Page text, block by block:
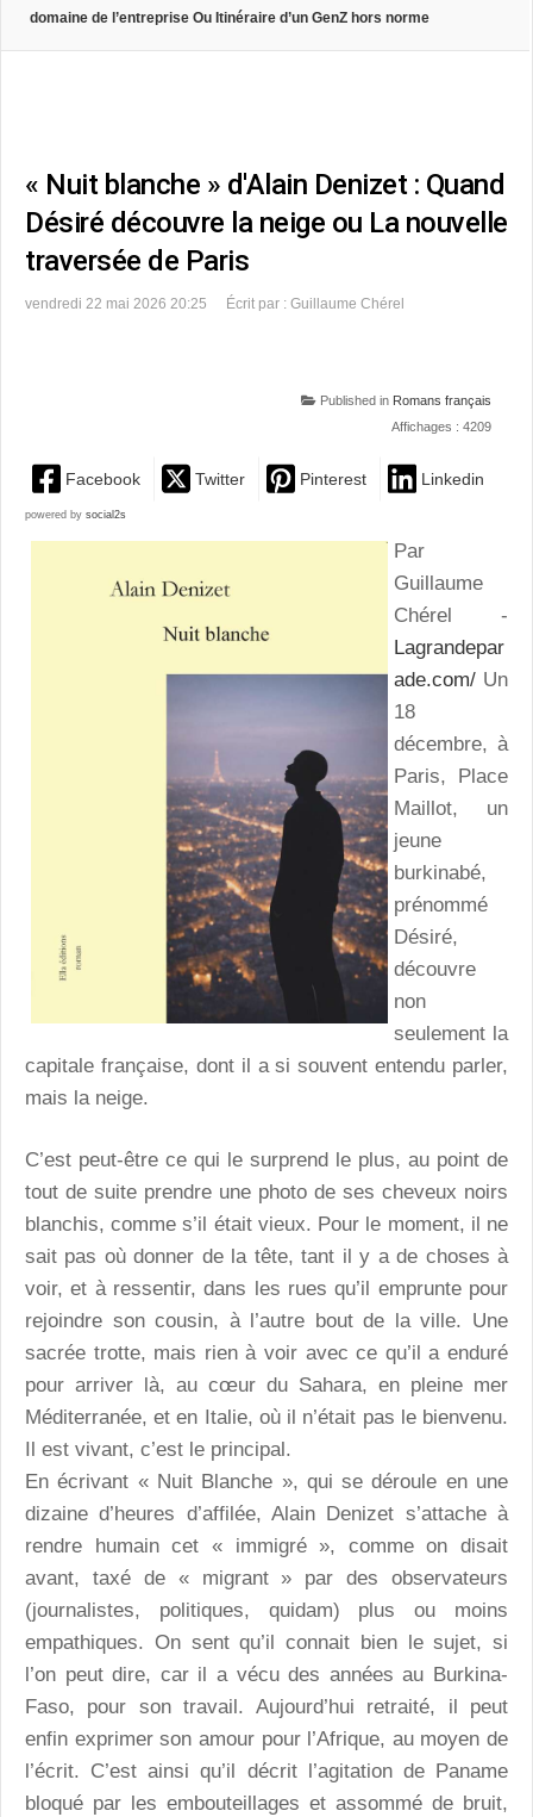
domaine de l’entreprise Ou Itinéraire d’un GenZ hors norme
« Nuit blanche » d'Alain Denizet : Quand
Désiré découvre la neige ou La nouvelle
traversée de Paris
vendredi 22 mai 2026 20:25 Écrit par : Guillaume Chérel
Published in Romans français
Affichages : 4209
Facebook Twitter Pinterest Linkedin
powered by social2s
Par
Guillaume
Chérel -
Lagrandepar
ade.com/ Un
18
décembre, à
Paris, Place
Maillot, un
jeune
burkinabé,
prénommé
Désiré,
découvre
non
seulement la
capitale française, dont il a si souvent entendu parler,
mais la neige.
C’est peut-être ce qui le surprend le plus, au point de
tout de suite prendre une photo de ses cheveux noirs
blanchis, comme s’il était vieux. Pour le moment, il ne
sait pas où donner de la tête, tant il y a de choses à
voir, et à ressentir, dans les rues qu’il emprunte pour
rejoindre son cousin, à l’autre bout de la ville. Une
sacrée trotte, mais rien à voir avec ce qu’il a enduré
pour arriver là, au cœur du Sahara, en pleine mer
Méditerranée, et en Italie, où il n’était pas le bienvenu.
Il est vivant, c’est le principal.
En écrivant « Nuit Blanche », qui se déroule en une
dizaine d’heures d’affilée, Alain Denizet s’attache à
rendre humain cet « immigré », comme on disait
avant, taxé de « migrant » par des observateurs
(journalistes, politiques, quidam) plus ou moins
empathiques. On sent qu’il connait bien le sujet, si
l’on peut dire, car il a vécu des années au Burkina-
Faso, pour son travail. Aujourd’hui retraité, il peut
enfin exprimer son amour pour l’Afrique, au moyen de
l’écrit. C’est ainsi qu’il décrit l’agitation de Paname
bloqué par les embouteillages et assommé de bruit,